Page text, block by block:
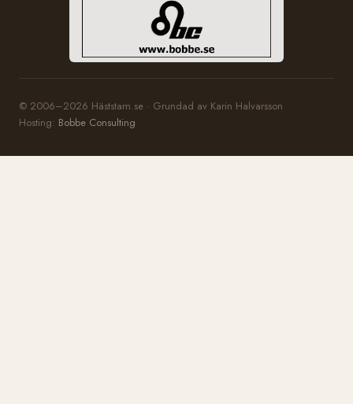
© 2006–2026 Häststam.se · Grundad av Karin Halvarsson
Hosting: Bobbe Consulting